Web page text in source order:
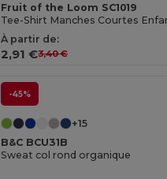
Fruit of the Loom SC1019
Tee-Shirt Manches Courtes
À partir de:
2,91 €3,40 €
-45%
+15
B&C BCU31B
Sweat col rond organique